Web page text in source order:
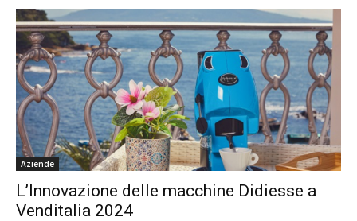
Aziende
L’Innovazione delle macchine Didiesse a
Venditalia 2024